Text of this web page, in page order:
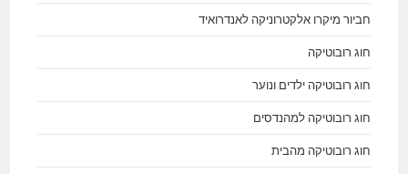
חביור מיקרו אלקטרוניקה לאנדרואיד
חוג רובוטיקה
חוג רובוטיקה ילדים ונוער
חוג רובוטיקה למהנדסים
חוג רובוטיקה מהבית